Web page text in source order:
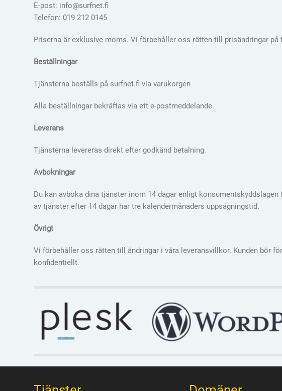
E-post: info@surfnet.fi
Telefon: 019 212 0145
Priserna är exklusive moms. Vi förbehåller oss rätten till prisändringar på
Beställningar
Tjänsterna beställs på surfnet.fi via varukorgen
Alla beställningar bekräftas via ett e-postmeddelande.
Leverans
Tjänsterna levereras direkt efter godkänd betalning.
Avbokningar
Du kan avboka dina tjänster inom 14 dagar enligt
av tjänster efter 14 dagar har tre kalendermånaders uppsägningstid.
Övrigt
Vi förbehåller oss rätten till ändringar i våra leveransvillkor. Kunden bör
konfidentiellt.